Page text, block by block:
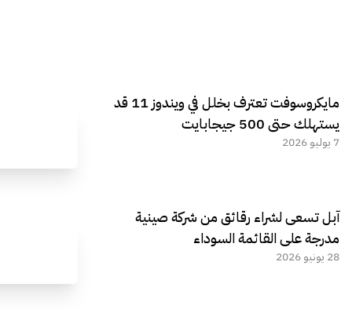
مايكروسوفت تعترف بخلل في ويندوز 11 قد
يستهلك حتى 500 جيجابايت
7 يوليو 2026
آبل تسعى لشراء رقائق من شركة صينية
مدرجة على القائمة السوداء
28 يونيو 2026